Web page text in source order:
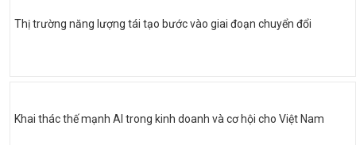
Thị trường năng lượng tái tạo bước vào giai đoạn chuyển đổi
Khai thác thế mạnh AI trong kinh doanh và cơ hội cho Việt Nam